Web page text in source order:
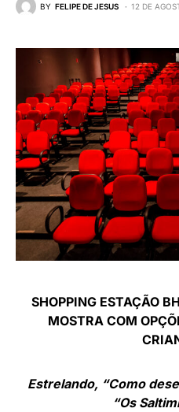
BY FELIPE DE JESUS 12 DE
SHOPPING ESTAÇÃO
MOSTRA COM
Estrelando, “Como
“Os